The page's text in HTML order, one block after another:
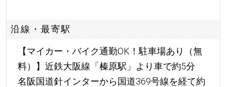
沿線・最寄駅
【マイカー・バイク通勤OK！駐車場あり（無
料）】近鉄大阪線「榛原駅」より車で約5分
名阪国道針インターから国道369号線を経て約